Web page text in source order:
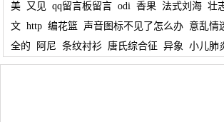
美
又见 qq留言板留言 odi 香果 法式刘海 壮
文 http 编花篮 声音图标不见了怎么办 意乱情
全的
阿尼 条纹衬衫 唐氏综合征 异象 小儿肺